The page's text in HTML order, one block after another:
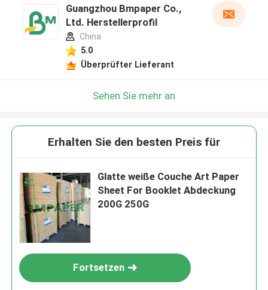
Guangzhou Bmpaper Co.,
Ltd. Herstellerprofil
China
5.0
Überprüfter Lieferant
Sehen Sie mehr an
Erhalten Sie den besten Preis für
Glatte weiße Couche Art Paper
Sheet For Booklet Abdeckung
200G 250G
Fortsetzen